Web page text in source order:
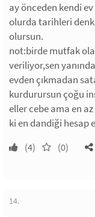
ay önceden kendi
olurda tarihleri denk
olursun.
not:birde mutfak
veriliyor,sen
evden çıkmadan
kurdurursun çoğu
eller cebe ama en
ki en dandiği hesap
(4) (0)
14.